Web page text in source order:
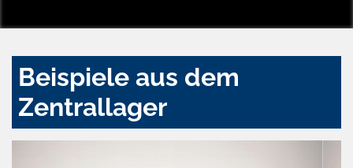
Beispiele aus dem
Zentrallager